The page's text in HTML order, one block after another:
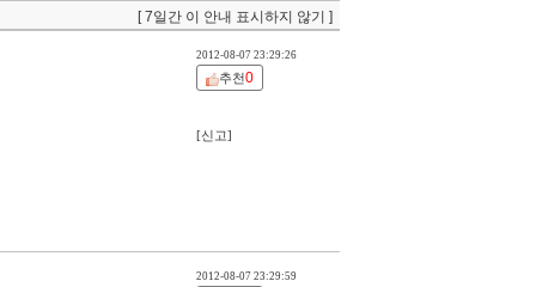
[ 7일간 이 안내 표시하지 않기 ]
2012-08-07 23:29:26
추천0
[신고]
2012-08-07 23:29:59